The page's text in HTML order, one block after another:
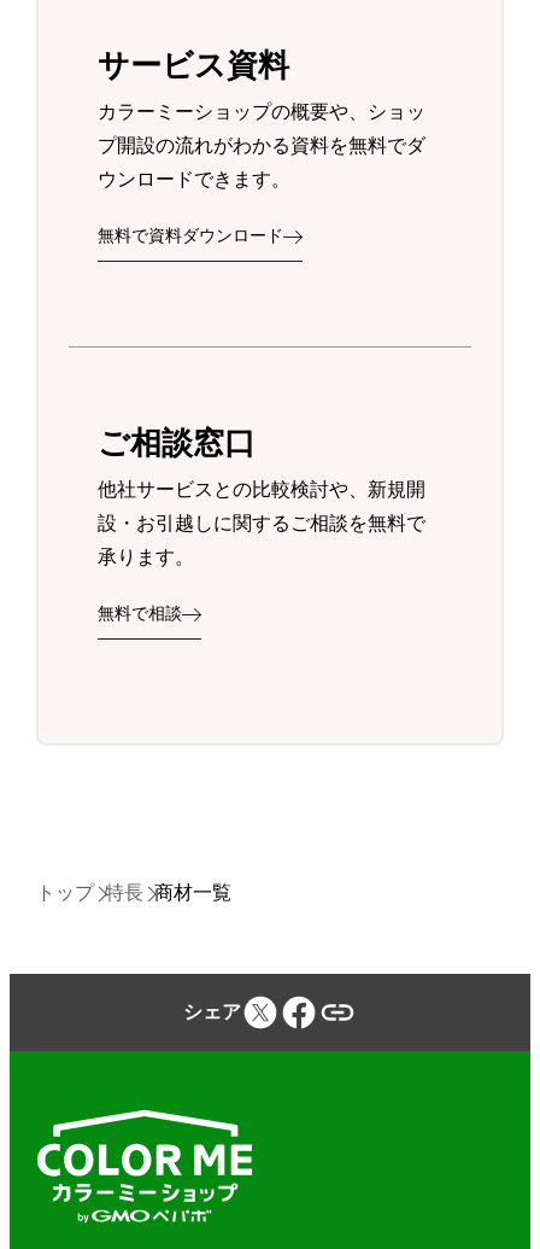
サービス資料
カラーミーショップの概要や、ショッ
プ開設の流れがわかる資料を無料でダ
ウンロードできます。
無料で資料ダウンロード
ご相談窓口
他社サービスとの比較検討や、新規開
設・お引越しに関するご相談を無料で
承ります。
無料で相談
トップ 特長 商材一覧
シェア